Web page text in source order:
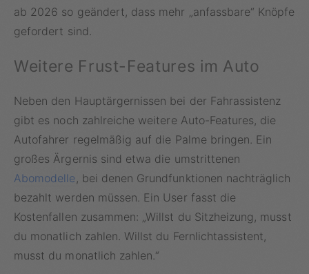
ab 2026 so geändert, dass mehr „anfassbare“ Knöpfe
gefordert sind.
Weitere Frust-Features im Auto
Neben den Hauptärgernissen bei der Fahrassistenz
gibt es noch zahlreiche weitere Auto-Features, die
Autofahrer regelmäßig auf die Palme bringen. Ein
großes Ärgernis sind etwa die umstrittenen
Abomodelle , bei denen Grundfunktionen nachträglich
bezahlt werden müssen. Ein User fasst die
Kostenfallen zusammen: „Willst du Sitzheizung, musst
du monatlich zahlen. Willst du Fernlichtassistent,
musst du monatlich zahlen.“